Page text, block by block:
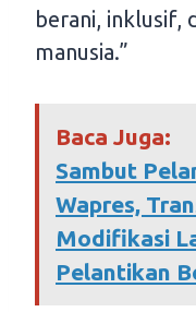
berani, inklusif,
manusia.”
Baca Juga:
Sambut
Wapres,
Modifikasi
Pelantikan